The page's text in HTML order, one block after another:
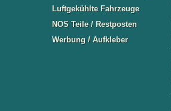
Luftgekühlte Fahrzeuge
NOS Teile / Restposten
Werbung / Aufkleber